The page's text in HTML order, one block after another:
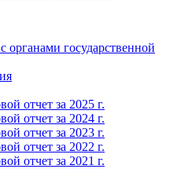
органами государственной
отчет за 2025 г.
отчет за 2024 г.
отчет за 2023 г.
отчет за 2022 г.
отчет за 2021 г.